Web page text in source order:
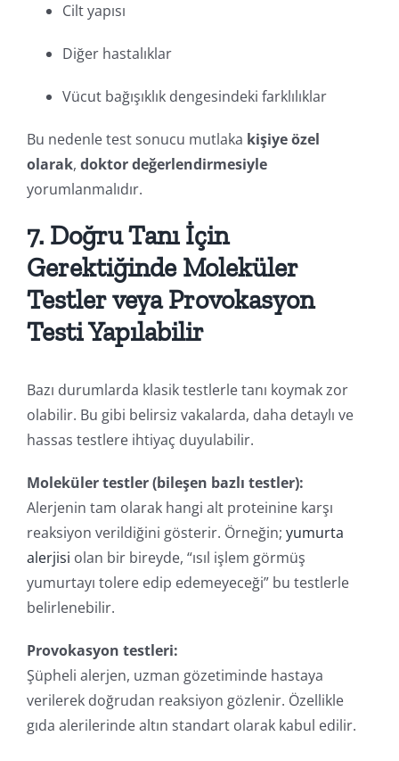
Cilt yapısı
Diğer hastalıklar
Vücut bağışıklık dengesindeki farklılıklar
Bu nedenle test sonucu mutlaka kişiye özel
olarak, doktor değerlendirmesiyle
yorumlanmalıdır.
7. Doğru Tanı İçin
Gerektiğinde Moleküler
Testler veya Provokasyon
Testi Yapılabilir
Bazı durumlarda klasik testlerle tanı koymak zor
olabilir. Bu gibi belirsiz vakalarda, daha detaylı ve
hassas testlere ihtiyaç duyulabilir.
Moleküler testler (bileşen bazlı testler):
Alerjenin tam olarak hangi alt proteinine karşı
reaksiyon verildiğini gösterir. Örneğin; yumurta
alerjisi olan bir bireyde, “ısıl işlem görmüş
yumurtayı tolere edip edemeyeceği” bu testlerle
belirlenebilir.
Provokasyon testleri:
Şüpheli alerjen, uzman gözetiminde hastaya
verilerek doğrudan reaksiyon gözlenir. Özellikle
gıda alerilerinde altın standart olarak kabul edilir.